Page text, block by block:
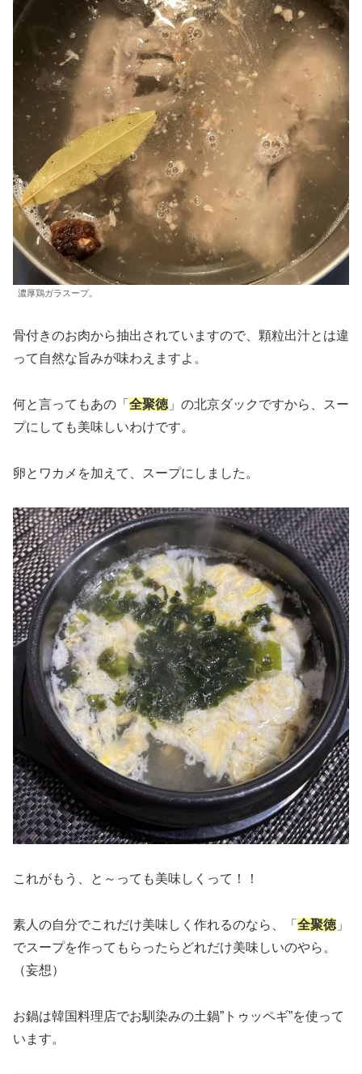
濃厚鶏ガラスープ。
骨付きのお肉から抽出されていますので、顆粒出汁とは違
って自然な旨みが味わえますよ。
何と言ってもあの「 全聚徳」の北京ダックですから、スー
プにしても美味しいわけです。
卵とワカメを加えて、スープにしました。
これがもう、と～っても美味しくって！！
素人の自分でこれだけ美味しく作れるのなら、「 全聚徳」
でスープを作ってもらったらどれだけ美味しいのやら。
（妄想）
お鍋は韓国料理店でお馴染みの土鍋”トゥッペギ”を使って
います。